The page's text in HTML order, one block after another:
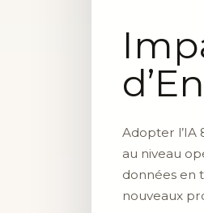
Adopter l’IA
au niveau
données en
nouveaux